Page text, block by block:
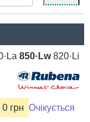
850·Lw820·Li
0 грн Очікується